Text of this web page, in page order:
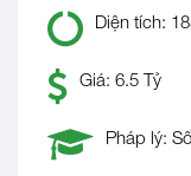
Diện tích:
Giá: 6.5 Tỷ
Pháp lý: